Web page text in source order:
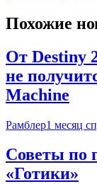
Похожие
От Destiny
не
Machine
Рамблер1 месяц
Советы по
«Готики»